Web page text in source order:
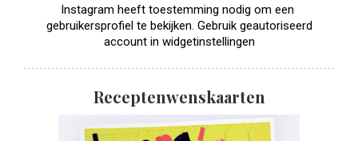
Instagram heeft toestemming nodig om een ​​
gebruikersprofiel te bekijken. Gebruik geautoriseerd
account in widgetinstellingen
Receptenwenskaarten